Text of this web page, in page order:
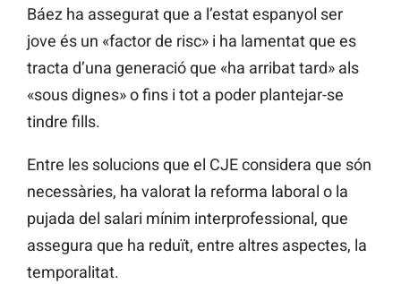
Báez ha assegurat que a l’estat espanyol ser
jove és un «factor de risc» i ha lamentat que es
tracta d’una generació que «ha arribat tard» als
«sous dignes» o fins i tot a poder plantejar-se
tindre fills.
Entre les solucions que el CJE considera que són
necessàries, ha valorat la reforma laboral o la
pujada del salari mínim interprofessional, que
assegura que ha reduït, entre altres aspectes, la
temporalitat.